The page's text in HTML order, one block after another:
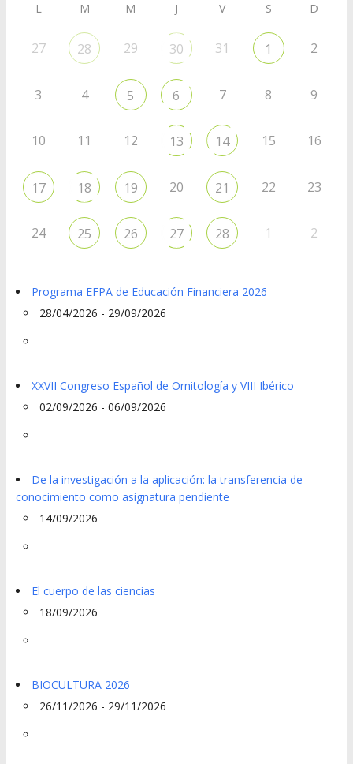
L M M J V S D
27 28 29 30 31 1 2
3 4 5 6 7 8 9
10 11 12 13 14 15 16
17 18 19 20 21 22 23
24 25 26 27 28 1 2
Programa EFPA de Educación Financiera 2026
28/04/2026 - 29/09/2026
XXVII Congreso Español de Ornitología y VIII Ibérico
02/09/2026 - 06/09/2026
De la investigación a la aplicación: la transferencia de
conocimiento como asignatura pendiente
14/09/2026
El cuerpo de las ciencias
18/09/2026
BIOCULTURA 2026
26/11/2026 - 29/11/2026